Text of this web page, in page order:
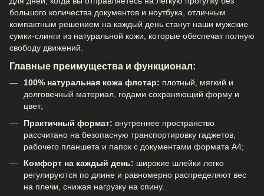
большого количества документов и ноутбука, отличным
компактным решением на каждый день станут наши мужские
сумки-слинги из натуральной кожи, которые обеспечат полную
свободу движений.
Главные преимущества и функционал:
100% натуральная кожа флотар: плотный, мягкий и
долговечный материал, годами сохраняющий форму и
цвет;
Практичный формат: внутреннее пространство
рассчитано на безопасную транспортировку гаджетов,
рабочего планшета и папок с документами формата А4;
Комфорт на каждый день: широкие шлейки легко
регулируются по длине и равномерно распределяют вес
на плечи, снижая нагрузку на спину.